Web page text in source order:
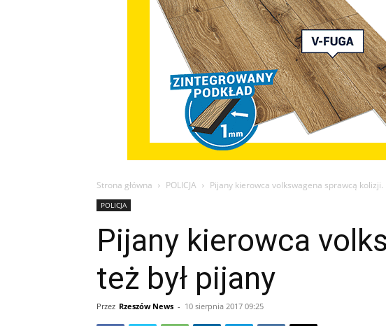
Strona główna POLICJA Pijany kierowca volkswagena sprawcą kolizji.
POLICJA
Pijany kierowca
też był pijany
Przez Rzeszów News - 10 sierpnia 2017 09:25